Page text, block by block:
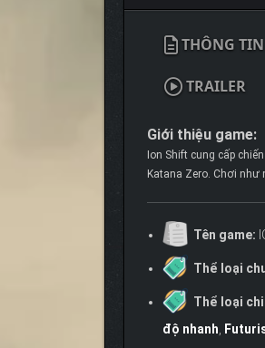
THÔNG TIN
TRAILER
Giới thiệu game:
Ion Shift cung cấp
Katana Zero. Chơi
Tên game:
Thể loại
Thể loại
độ nhanh,